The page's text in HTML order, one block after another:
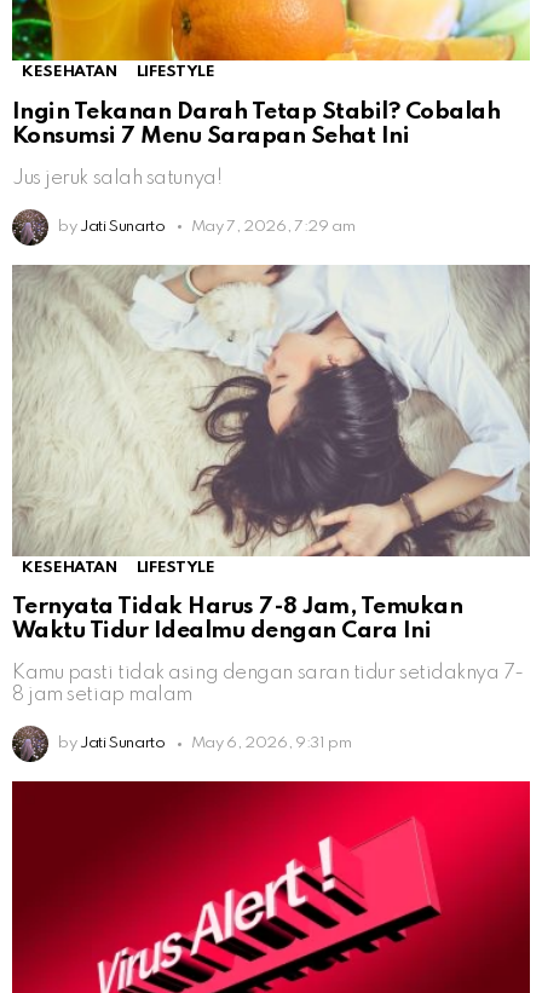
KESEHATAN LIFESTYLE
Ingin Tekanan Darah Tetap Stabil? Cobalah
Konsumsi 7 Menu Sarapan Sehat Ini
Jus jeruk salah satunya!
by Jati Sunarto May 7, 2026, 7:29 am
KESEHATAN LIFESTYLE
Ternyata Tidak Harus 7-8 Jam, Temukan
Waktu Tidur Idealmu dengan Cara Ini
Kamu pasti tidak asing dengan saran tidur setidaknya 7-
8 jam setiap malam
by Jati Sunarto May 6, 2026, 9:31 pm